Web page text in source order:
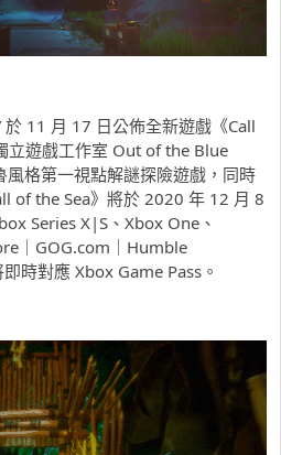
於 11 月 17 日公佈全新遊戲《Call
遊戲工作室 Out of the Blue
風格第一視點解謎探險遊戲，同時
of the Sea》將於 2020 年 12 月 8
Series X|S、Xbox One、
｜GOG.com｜Humble
時對應 Xbox Game Pass。